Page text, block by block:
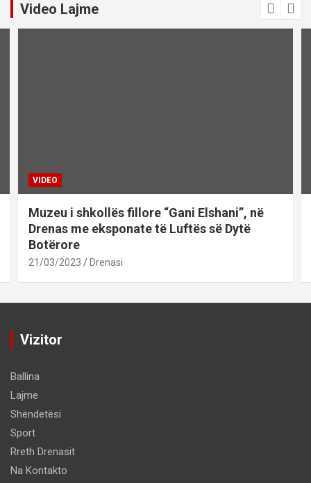
Video Lajme
VIDEO
Muzeu i shkollës fillore “Gani Elshani”, në
Drenas me eksponate të Luftës së Dytë
Botërore
21/03/2023 Drenasi
Vizitor
Ballina
Lajme
Shëndetësi
Sport
Rreth Drenasit
Na Kontakto